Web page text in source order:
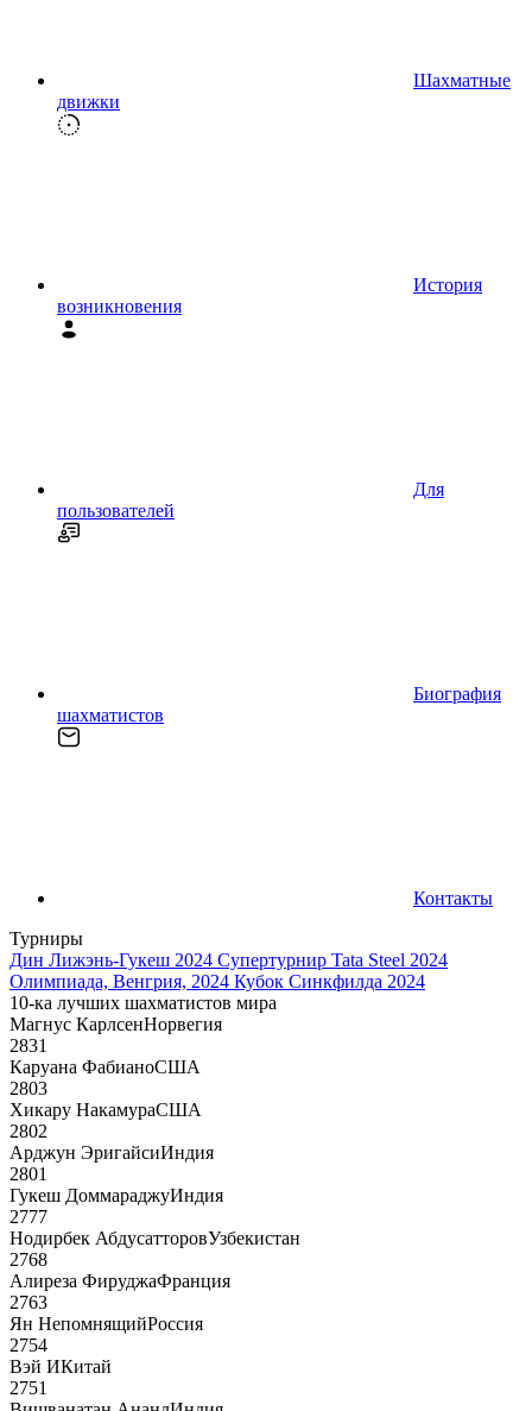
Шахматные
движки
История
возникновения
Для
пользователей
Биография
шахматистов
Контакты
Турниры
Дин Лижэнь-Гукеш 2024 Супертурнир Tata Steel 2024
Олимпиада, Венгрия, 2024 Кубок Синкфилда 2024
10-ка лучших шахматистов мира
Магнус КарлсенНорвегия
2831
Каруана ФабианоСША
2803
Хикару НакамураСША
2802
Арджун ЭригайсиИндия
2801
Гукеш ДоммараджуИндия
2777
Нодирбек АбдусатторовУзбекистан
2768
Алиреза ФируджаФранция
2763
Ян НепомнящийРоссия
2754
Вэй ИКитай
2751